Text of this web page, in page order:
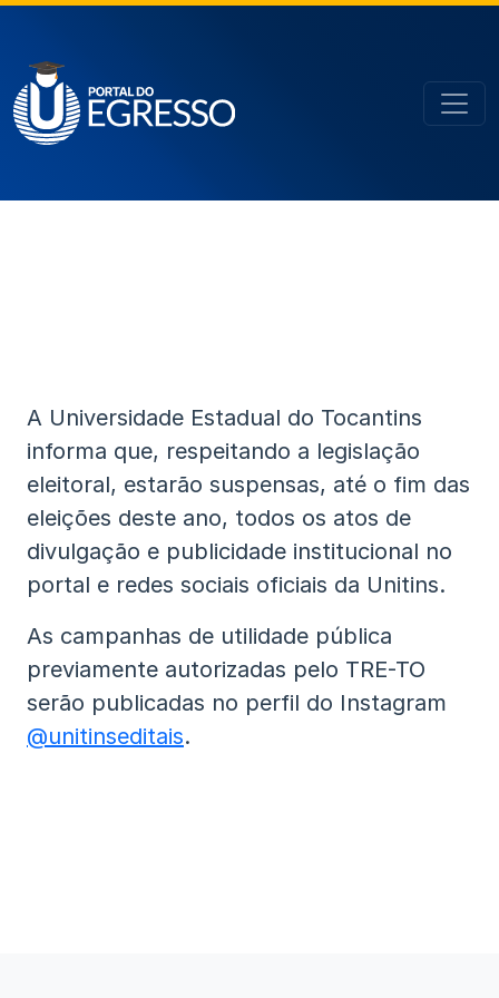
A Universidade Estadual do Tocantins
informa que, respeitando a legislação
eleitoral, estarão suspensas, até o fim das
eleições deste ano, todos os atos de
divulgação e publicidade institucional no
portal e redes sociais oficiais da Unitins.
As campanhas de utilidade pública
previamente autorizadas pelo TRE-TO
serão publicadas no perfil do Instagram
@unitinseditais.